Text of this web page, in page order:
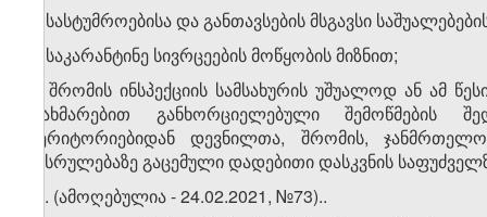
7. სასტუმროებისა და განთავსების მსგავსი
ა) საკარანტინე სივრცეების მოწყობის მიზნით;
ბ) შრომის ინსპექციის სამსახურის უშუალოდ ან ამ
დახმარებით განხორციელებული შემოწმების
ტერიტორიებიდან დევნილთა, შრომის,
შესრულებაზე გაცემული დადებითი დასკვნის
. (ამოღებულია - 24.02.2021, №73)..